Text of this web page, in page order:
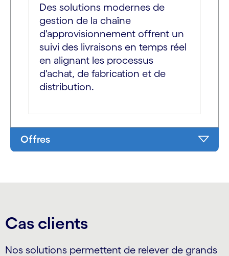
Des solutions modernes de
gestion de la chaîne
d'approvisionnement offrent un
suivi des livraisons en temps réel
en alignant les processus
d'achat, de fabrication et de
distribution.
Offres
Cas clients
Nos solutions permettent de relever de grands